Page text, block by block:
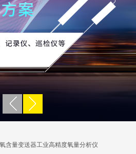
含量变送器工业高精度氧量分析仪